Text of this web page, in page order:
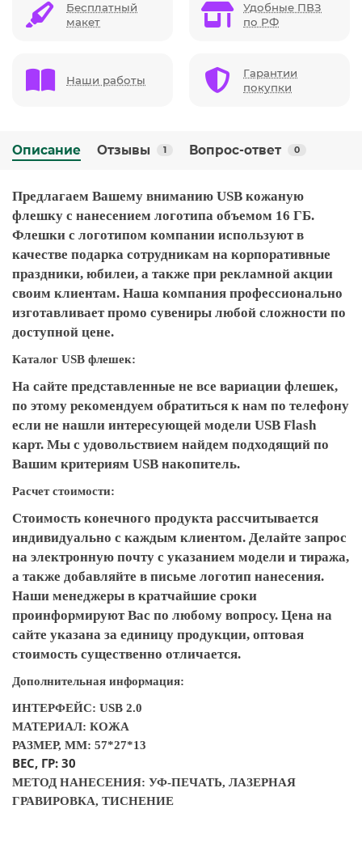
Бесплатный
макет
Удобные ПВЗ
по РФ
Наши работы
Гарантии
покупки
Описание Отзывы 1 Вопрос-ответ 0
Предлагаем Вашему вниманию USB кожаную
флешку с нанесением логотипа объемом 16 ГБ.
Флешки с логотипом компании используют в
качестве подарка сотрудникам на корпоративные
праздники, юбилеи, а также при рекламной акции
своим клиентам. Наша компания профессионально
изготавливает промо сувениры любой сложности по
доступной цене.
Каталог USB флешек:
На сайте представленные не все вариации флешек,
по этому рекомендуем обратиться к нам по телефону
если не нашли интересующей модели USB Flash
карт. Мы с удовольствием найдем подходящий по
Вашим критериям USB накопитель.
Расчет стоимости:
Стоимость конечного продукта рассчитывается
индивидуально с каждым клиентом. Делайте запрос
на электронную почту с указанием модели и тиража,
а также добавляйте в письме логотип нанесения.
Наши менеджеры в кратчайшие сроки
проинформируют Вас по любому вопросу. Цена на
сайте указана за единицу продукции, оптовая
стоимость существенно отличается.
Дополнительная информация:
ИНТЕРФЕЙС: USB 2.0
МАТЕРИАЛ: КОЖА
РАЗМЕР, ММ: 57*27*13
ВЕС, ГР: 30
МЕТОД НАНЕСЕНИЯ: УФ-ПЕЧАТЬ, ЛАЗЕРНАЯ
ГРАВИРОВКА, ТИСНЕНИЕ